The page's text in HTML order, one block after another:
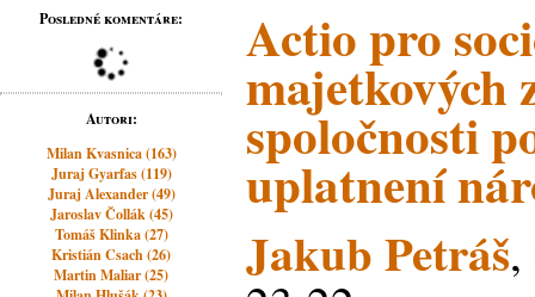
Posledné komentáre:
Autori:
Milan Kvasnica (163)
Juraj Gyarfas (119)
Juraj Alexander (49)
Jaroslav Čollák (45)
Tomáš Klinka (27)
Kristián Csach (26)
Martin Maliar (25)
Actio pro
majetkových
spoločnosti
uplatnení
Jakub Petráš